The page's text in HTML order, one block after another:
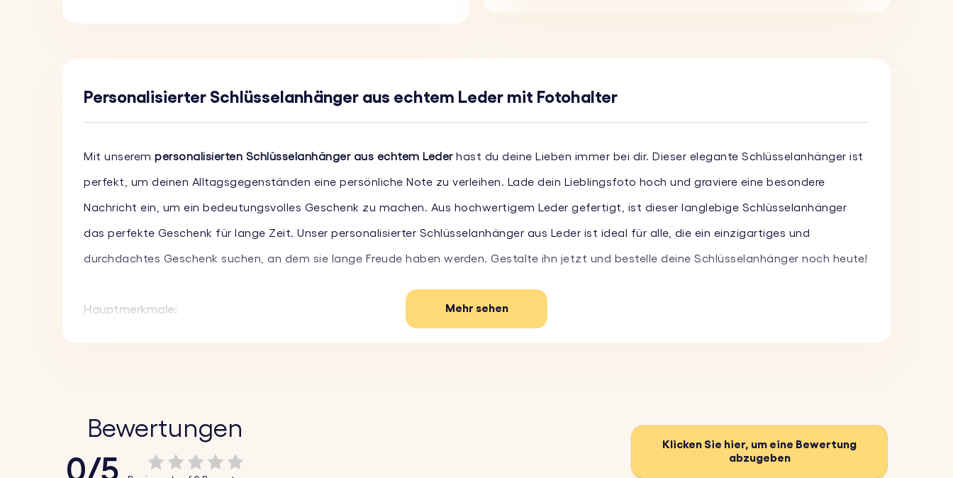
Personalisierter Schlüsselanhänger aus echtem Leder mit Fotohalter
Mit unserem personalisierten Schlüsselanhänger aus echtem Lederhast du deine Lieben immer bei dir. Dieser elegante Schlüsselanhänger ist
perfekt, um deinen Alltagsgegenständen eine persönliche Note zu verleihen. Lade dein Lieblingsfoto hoch und graviere eine besondere
Nachricht ein, um ein bedeutungsvolles Geschenk zu machen. Aus hochwertigem Leder gefertigt, ist dieser langlebige Schlüsselanhänger
das perfekte Geschenk für lange Zeit. Unser personalisierter Schlüsselanhänger aus Leder ist ideal für alle, die ein einzigartiges und
durchdachtes Geschenk suchen, an dem sie lange Freude haben werden. Gestalte ihn jetzt und bestelle deine Schlüsselanhänger noch heute!
Hauptmerkmale:
♥ Hochwertige Materialien: Dieser Schlüsselanhänger aus hochwertigem Leder ist langlebig und stilvoll, damit er viele Jahre lang hält. Er ist in
Schwarz und Grau erhältlich, damit er zu deinem Stil oder zu der Person, der du ihn schenkst, passt.
Mehr sehen
Bewertungen
0/5
Klicken Sie hier, um eine Bewertung
abzugeben